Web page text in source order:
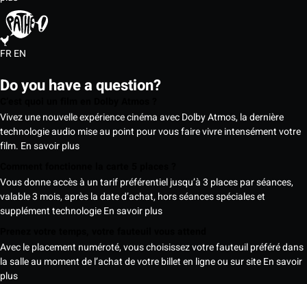
FREN
Do you have a question?
Vivez une nouvelle expérience cinéma avec Dolby Atmos, la dernière
technologie audio mise au point pour vous faire vivre intensément votre
film. En savoir plus
Vous donne accès à un tarif préférentiel jusqu’à 3 places par séances,
valable 3 mois, après la date d’achat, hors séances spéciales et
supplément technologieEn savoir plus
Avec le placement numéroté, vous choisissez votre fauteuil préféré dans
la salle au moment de l’achat de votre billet en ligne ou sur siteEn savoir
plus